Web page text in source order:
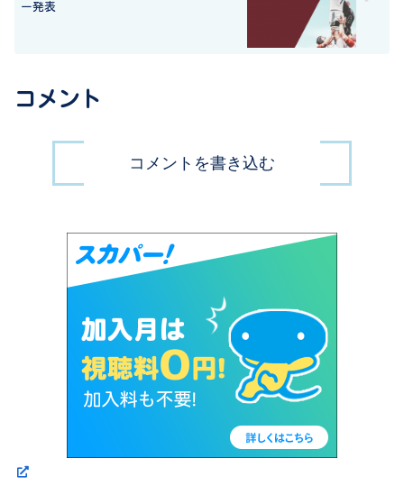
ー発表
コメント
コメントを書き込む